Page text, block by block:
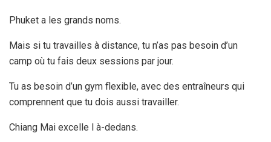
Phuket a les grands noms.
Mais si tu travailles à distance, tu n’as pas besoin d’un
camp où tu fais deux sessions par jour.
Tu as besoin d’un gym flexible, avec des entraîneurs qui
comprennent que tu dois aussi travailler.
Chiang Mai excelle l à-dedans.